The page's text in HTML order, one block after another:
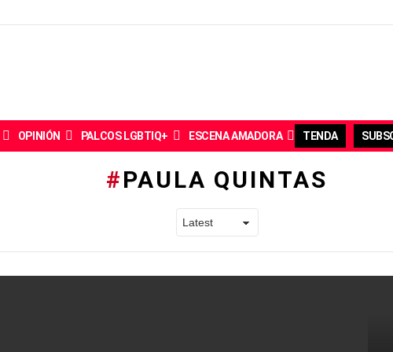
OPINIÓN PALCOS LGBTIQ+ ESCENA AMADORA TENDA
PAULA QUINTAS